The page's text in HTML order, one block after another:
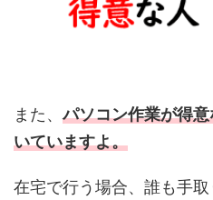
また、パソコン作業が得
いていますよ。
在宅で行う場合、誰も手